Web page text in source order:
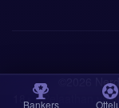
Bankers
18+ • Pelaathan
©2026